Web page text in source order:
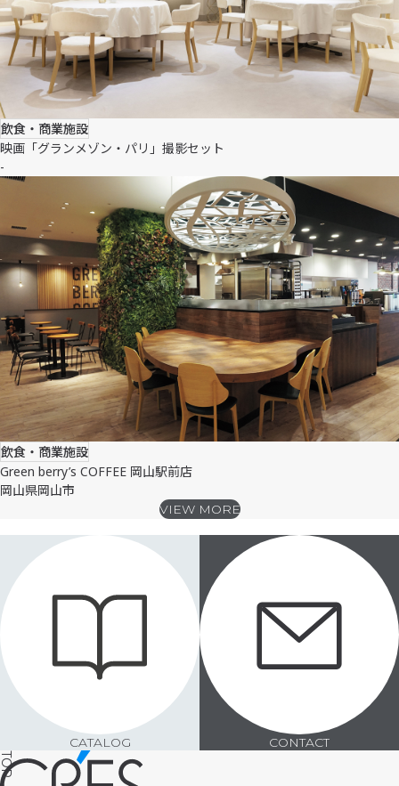
飲食・商業施設
映画「グランメゾン・パリ」撮影セット
-
飲食・商業施設
Green berry’s COFFEE 岡山駅前店
岡山県岡山市
VIEW MORE
CATALOG
CATALOG
CONTACT